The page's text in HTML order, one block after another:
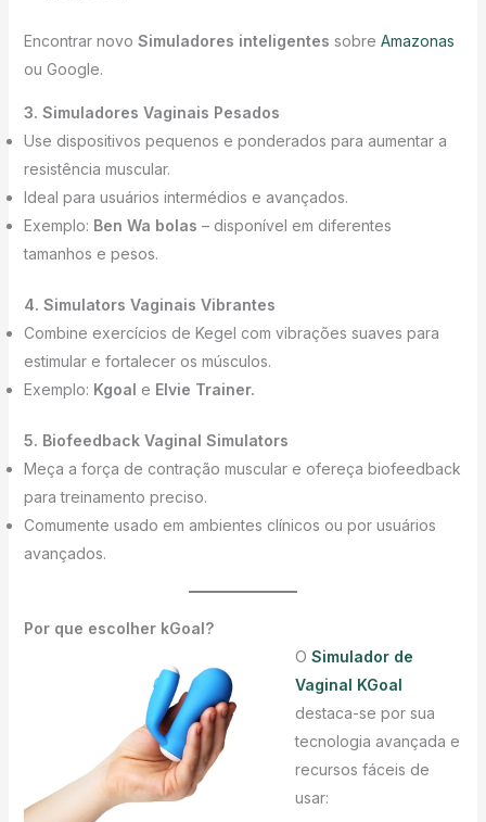
Encontrar novo Simuladores inteligentes sobre Amazonas
ou Google.
3. Simuladores Vaginais Pesados
Use dispositivos pequenos e ponderados para aumentar a
resistência muscular.
Ideal para usuários intermédios e avançados.
Exemplo: Ben Wa bolas – disponível em diferentes
tamanhos e pesos.
4. Simulators Vaginais Vibrantes
Combine exercícios de Kegel com vibrações suaves para
estimular e fortalecer os músculos.
Exemplo: Kgoal e Elvie Trainer.
5. Biofeedback Vaginal Simulators
Meça a força de contração muscular e ofereça biofeedback
para treinamento preciso.
Comumente usado em ambientes clínicos ou por usuários
avançados.
Por que escolher kGoal?
O Simulador de
Vaginal KGoal
destaca-se por sua
tecnologia avançada e
recursos fáceis de
usar: